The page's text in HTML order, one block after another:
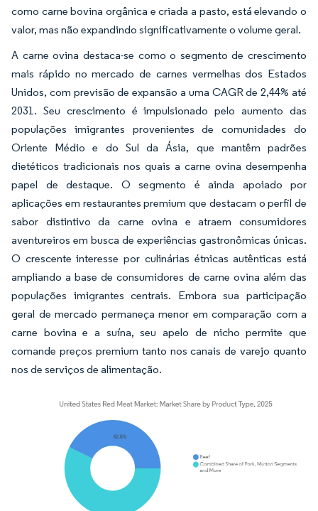
como carne bovina orgânica e criada a pasto, está elevando o
valor, mas não expandindo significativamente o volume geral.
A carne ovina destaca-se como o segmento de crescimento
mais rápido no mercado de carnes vermelhas dos Estados
Unidos, com previsão de expansão a uma CAGR de 2,44% até
2031. Seu crescimento é impulsionado pelo aumento das
populações imigrantes provenientes de comunidades do
Oriente Médio e do Sul da Ásia, que mantêm padrões
dietéticos tradicionais nos quais a carne ovina desempenha
papel de destaque. O segmento é ainda apoiado por
aplicações em restaurantes premium que destacam o perfil de
sabor distintivo da carne ovina e atraem consumidores
aventureiros em busca de experiências gastronômicas únicas.
O crescente interesse por culinárias étnicas autênticas está
ampliando a base de consumidores de carne ovina além das
populações imigrantes centrais. Embora sua participação
geral de mercado permaneça menor em comparação com a
carne bovina e a suína, seu apelo de nicho permite que
comande preços premium tanto nos canais de varejo quanto
nos de serviços de alimentação.